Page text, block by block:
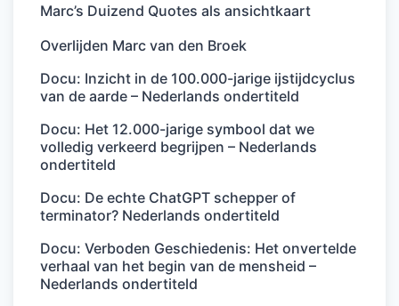
Marc’s Duizend Quotes als ansichtkaart
Overlijden Marc van den Broek
Docu: Inzicht in de 100.000-jarige ijstijdcyclus
van de aarde – Nederlands ondertiteld
Docu: Het 12.000-jarige symbool dat we
volledig verkeerd begrijpen – Nederlands
ondertiteld
Docu: De echte ChatGPT schepper of
terminator? Nederlands ondertiteld
Docu: Verboden Geschiedenis: Het onvertelde
verhaal van het begin van de mensheid –
Nederlands ondertiteld